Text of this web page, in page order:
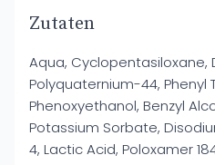
Zutaten
Aqua, Cyclopentasiloxane,
Polyquaternium-44, Phenyl
Phenoxyethanol, Benzyl
Potassium Sorbate,
4, Lactic Acid, Poloxamer